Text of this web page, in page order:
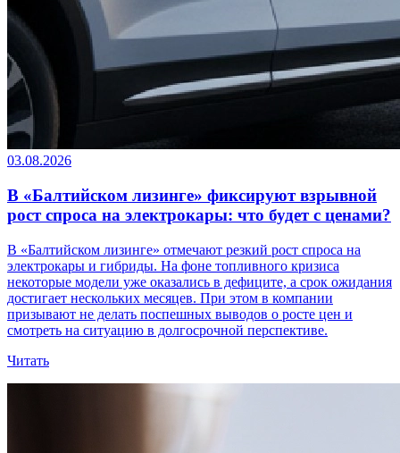
03.08.2026
В «Балтийском лизинге» фиксируют взрывной
рост спроса на электрокары: что будет с ценами?
В «Балтийском лизинге» отмечают резкий рост спроса на
электрокары и гибриды. На фоне топливного кризиса
некоторые модели уже оказались в дефиците, а срок ожидания
достигает нескольких месяцев. При этом в компании
призывают не делать поспешных выводов о росте цен и
смотреть на ситуацию в долгосрочной перспективе.
Читать